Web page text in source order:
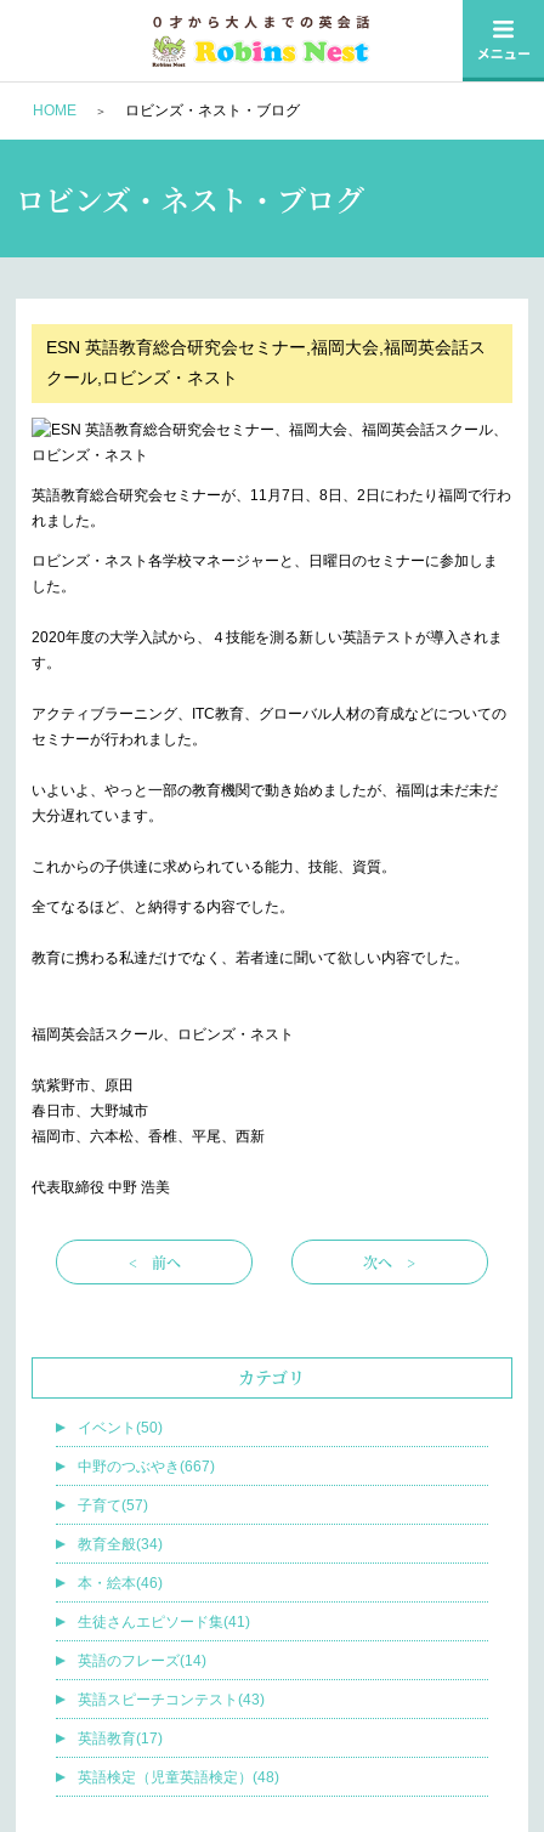
HOME ロビンズ・ネスト・ブログ
ロビンズ・ネスト・ブログ
ESN 英語教育総合研究会セミナー,福岡大会,福岡英会話ス
クール,ロビンズ・ネスト
英語教育総合研究会セミナーが、11月7日、8日、2日にわたり福岡で行わ
れました。
ロビンズ・ネスト各学校マネージャーと、日曜日のセミナーに参加しま
した。
2020年度の大学入試から、４技能を測る新しい英語テストが導入されま
す。
アクティブラーニング、ITC教育、グローバル人材の育成などについての
セミナーが行われました。
いよいよ、やっと一部の教育機関で動き始めましたが、福岡は未だ未だ
大分遅れています。
これからの子供達に求められている能力、技能、資質。
全てなるほど、と納得する内容でした。
教育に携わる私達だけでなく、若者達に聞いて欲しい内容でした。
福岡英会話スクール、ロビンズ・ネスト
筑紫野市、原田
春日市、大野城市
福岡市、六本松、香椎、平尾、西新
代表取締役 中野 浩美
< 前へ 次へ >
カテゴリ
イベント(50)
中野のつぶやき(667)
子育て(57)
教育全般(34)
本・絵本(46)
生徒さんエピソード集(41)
英語のフレーズ(14)
英語スピーチコンテスト(43)
英語教育(17)
英語検定（児童英語検定）(48)